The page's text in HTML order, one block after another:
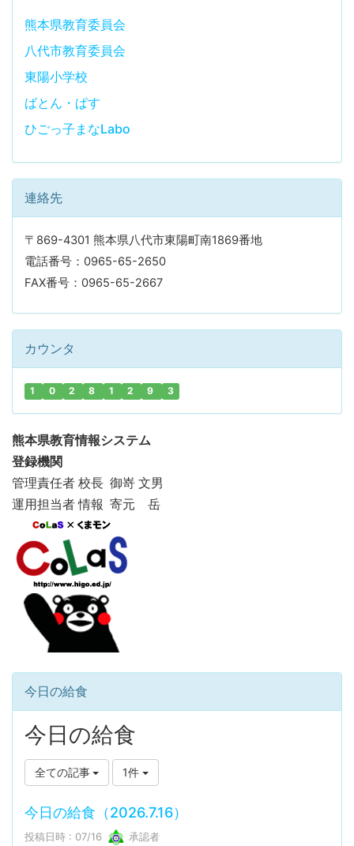
熊本県教育委員会
八代市教育委員会
東陽小学校
ばとん・ぱす
ひごっ子まなLabo
連絡先
〒869-4301 熊本県八代市東陽町南1869番地
電話番号：0965-65-2650
FAX番号：0965-65-2667
カウンタ
1 0 2 8 1 2 9 3
熊本県教育情報システム
登録機関
管理責任者 校長 御嵜 文男
運用担当者 情報 寄元 岳
今日の給食
今日の給食
全ての記事 1件
今日の給食（2026.7.16）
投稿日時 : 07/16 承認者